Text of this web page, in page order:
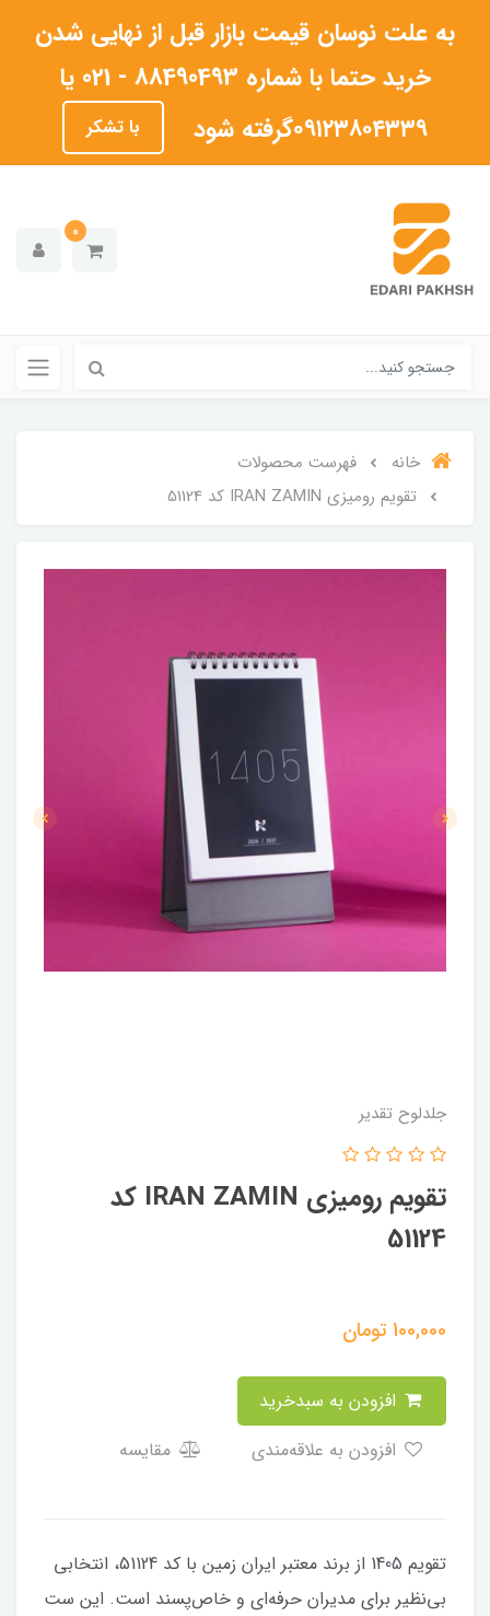
به علت نوسان قیمت بازار قبل از نهایی شدن
خرید حتما با شماره 88490493 - 021 یا
۰۹۱۲۳۸۰۴۳۳۹گرفته شود
با تشکر
0
خانه
فهرست محصولات
تقویم رومیزی IRAN ZAMIN کد 51124
جلدلوح تقدیر
تقویم رومیزی IRAN ZAMIN کد
51124
100,000تومان
مقایسه
تقویم 1405 از برند معتبر ایران زمین با کد 51124، انتخابی
بی‌نظیر برای مدیران حرفه‌ای و خاص‌پسند است. این ست